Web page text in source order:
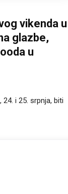
vikenda u
glazbe,
u
i 25. srpnja, biti